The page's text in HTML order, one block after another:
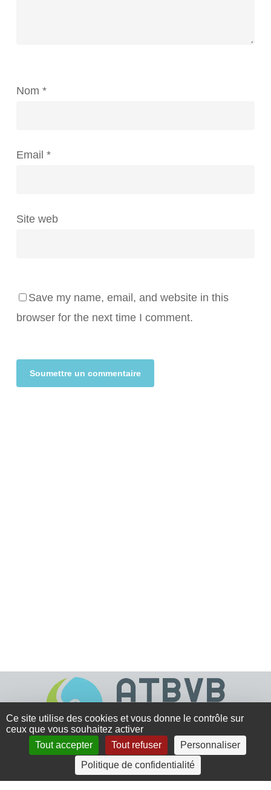
Nom *
Email *
Site web
Save my name, email, and website in this
browser for the next time I comment.
4 rue Crec’h-Ugen
22810 Belle Isle en Terre
Ce site utilise des cookies et vous donne le contrôle sur
ceux que vous souhaitez activer
Tout accepter
Tout refuser
Personnaliser
Politique de confidentialité